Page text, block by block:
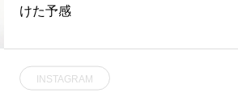
けた予感
INSTAGRAM